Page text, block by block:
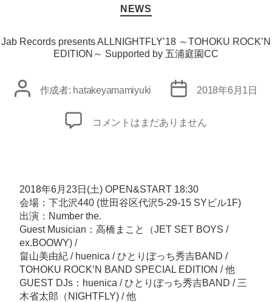
へ
カ
テ
リ
ー
NEWS
Jab Records presents ALLNIGHTFLY’18 ～TOHOKU ROCK’N
EDITION～ Supported by 五浦庭園CC
投
作成者: hatakeyamamiyuki
投
日
2018年6月1日
Jab
～
TOHOKU
ROCK’N
EDITION
Supported
by
五
コメントはまだありません
2018年6月23日(土) OPEN&START 18:30
会場： 下北沢440 (世田谷区代沢5-29-15 SYビル1F)
出演：Number the.
Guest Musician：高橋まこと（JET SET BOYS /
ex.BOOWY) /
畠山美由紀 / huenica / ひとりぼっち秀吉BAND /
TOHOKU ROCK’N BAND SPECIAL EDITION / 他
GUEST DJs：huenica / ひとりぼっち秀吉BAND / 三
木省太郎（NIGHTFLY) / 他